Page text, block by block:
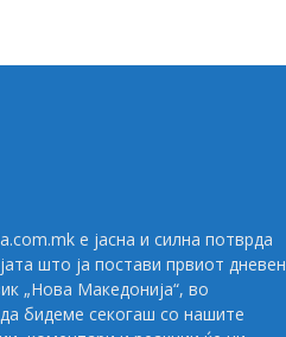
е јасна и силна потврда
што ја постави првиот дневен
„Нова Македонија“, во
бидеме секогаш со нашите